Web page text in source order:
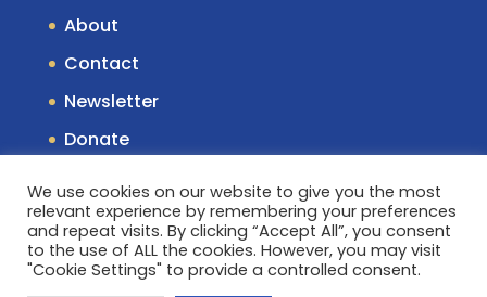
About
Contact
Newsletter
Donate
Copyright © Empower Missions. All rights reserved. |
We use cookies on our website to give you the most
relevant experience by remembering your preferences
and repeat visits. By clicking “Accept All”, you consent
to the use of ALL the cookies. However, you may visit
"Cookie Settings" to provide a controlled consent.